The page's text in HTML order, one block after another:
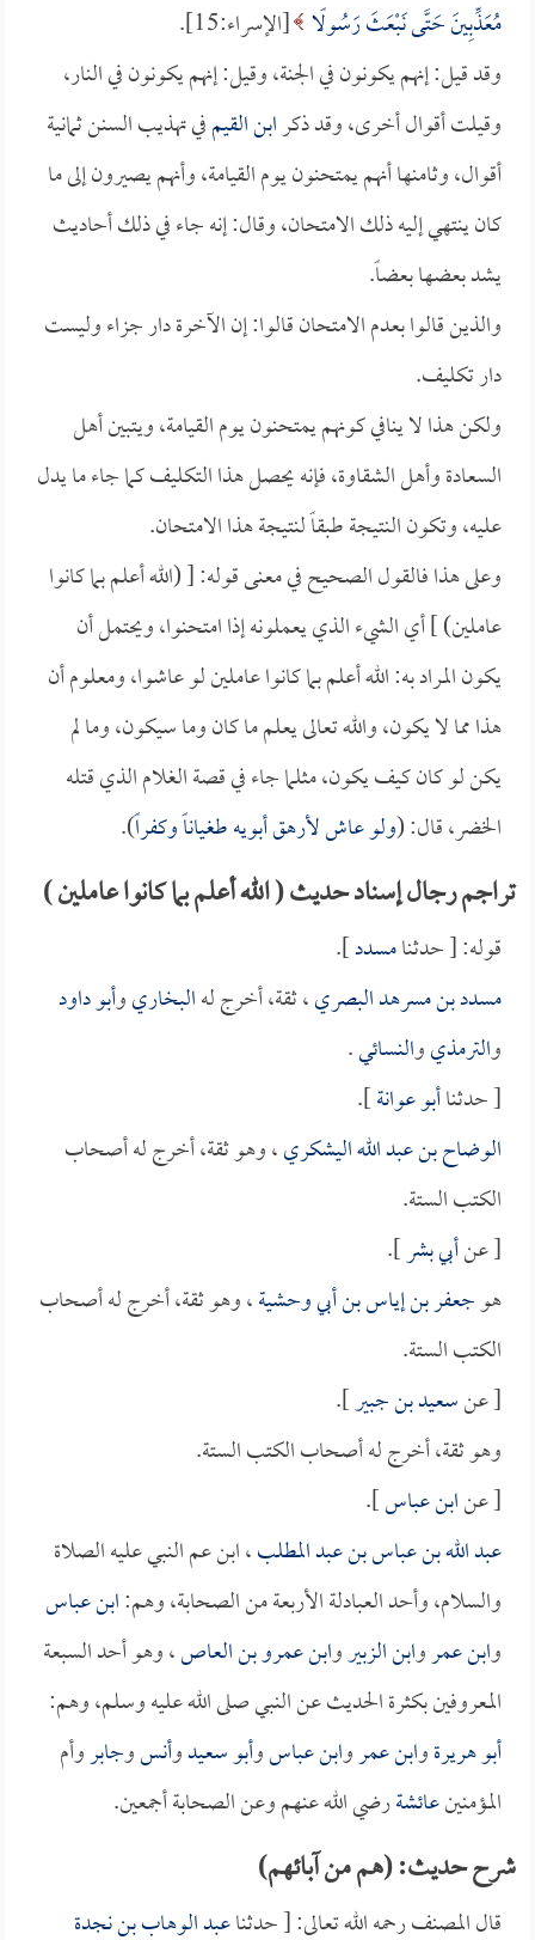
مُعَذِّبِينَ حَتَّى نَبْعَثَ رَسُولًا [الإسراء:15].
وقد قيل: إنهم يكونون في الجنة، وقيل: إنهم يكونون في النار،
وقيلت أقوال أخرى، وقد ذكرابن القيمفي تهذيب السنن ثمانية
أقوال، وثامنها أنهم يمتحنون يوم القيامة، وأنهم يصيرون إلى ما
كان ينتهي إليه ذلك الامتحان، وقال: إنه جاء في ذلك أحاديث
يشد بعضها بعضاً.
والذين قالوا بعدم الامتحان قالوا: إن الآخرة دار جزاء وليست
دار تكليف.
ولكن هذا لا ينافي كونهم يمتحنون يوم القيامة، ويتبين أهل
السعادة وأهل الشقاوة، فإنه يحصل هذا التكليف كما جاء ما يدل
عليه، وتكون النتيجة طبقاً لنتيجة هذا الامتحان.
وعلى هذا فالقول الصحيح في معنى قوله: [ (الله أعلم بما كانوا
عاملين) ] أي الشيء الذي يعملونه إذا امتحنوا، ويحتمل أن
يكون المراد به: الله أعلم بما كانوا عاملين لو عاشوا، ومعلوم أن
هذا مما لا يكون، والله تعالى يعلم ما كان وما سيكون، وما لم
يكن لو كان كيف يكون، مثلما جاء في قصة الغلام الذي قتله
الخضر، قال: (ولو عاش لأرهق أبويه طغياناً وكفراً).
تراجم رجال إسناد حديث ( الله أعلم بما كانوا عاملين )
قوله: [ حدثنامسدد].
مسدد بن مسرهد البصري، ثقة، أخرج لهالبخاريوأبو داود
والترمذيوالنسائي.
[ حدثناأبو عوانة].
الوضاح بن عبد الله اليشكري، وهو ثقة، أخرج له أصحاب
الكتب الستة.
[ عنأبي بشر].
هوجعفر بن إياس بن أبي وحشية، وهو ثقة، أخرج له أصحاب
الكتب الستة.
[ عنسعيد بن جبير].
وهو ثقة، أخرج له أصحاب الكتب الستة.
[ عنابن عباس].
عبد الله بن عباس بن عبد المطلب، ابن عم النبي عليه الصلاة
والسلام، وأحد العبادلة الأربعة من الصحابة، وهم:ابن عباس
وابن عمروابن الزبيروابن عمرو بن العاص، وهو أحد السبعة
المعروفين بكثرة الحديث عن النبي صلى الله عليه وسلم، وهم:
أبو هريرةوابن عمروابن عباسوأبو سعيدوأنسوجابروأم
المؤمنينعائشةرضي الله عنهم وعن الصحابة أجمعين.
شرح حديث: (هم من آبائهم)
قال المصنف رحمه الله تعالى: [ حدثناعبد الوهاب بن نجدة